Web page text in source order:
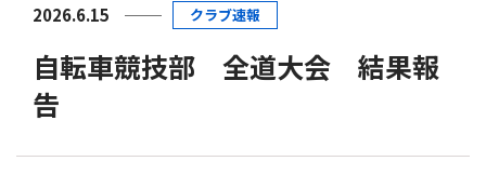
2026.6.15 クラブ速報
自転車競技部 全道大会 結果報
告